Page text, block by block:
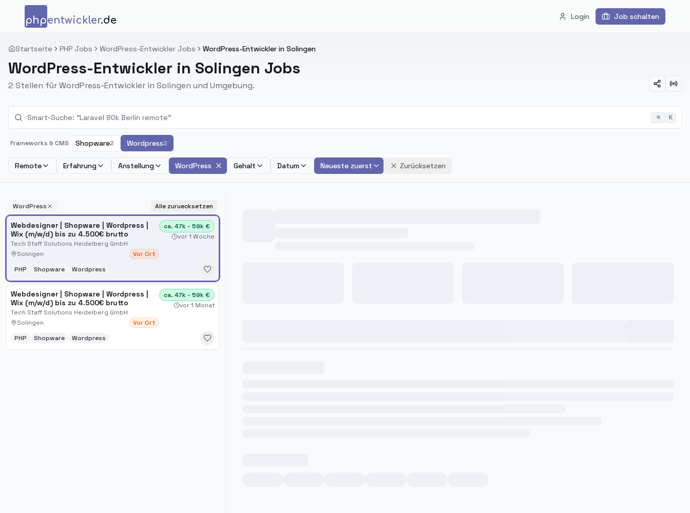
Zum Inhalt springen
phpentwickler.de Login Job schalten
Startseite PHP Jobs WordPress-Entwickler Jobs WordPress-Entwickler in Solingen
WordPress-Entwickler in Solingen Jobs
2 Stellen für WordPress-Entwickler in Solingen und Umgebung.
⌘ K
Frameworks & CMS Shopware2 Wordpress2
Remote Erfahrung Anstellung WordPress Gehalt Datum Neueste zuerst Zurücksetzen
WordPress Alle zuruecksetzen
Webdesigner | Shopware | Wordpress |
Wix (m/w/d) bis zu 4.500€ brutto
Tech Staff Solutions Heidelberg GmbH
Solingen
Vor Ort
ca. 47k - 59k €
vor 1 Woche
PHP Shopware Wordpress
Webdesigner | Shopware | Wordpress |
Wix (m/w/d) bis zu 4.500€ brutto
Tech Staff Solutions Heidelberg GmbH
Solingen
Vor Ort
ca. 47k - 59k €
vor 1 Monat
PHP Shopware Wordpress